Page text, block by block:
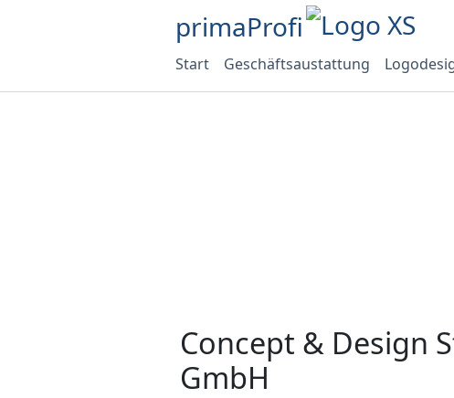
primaProfi
Start Geschäftsaustattung
Concept & Design
GmbH